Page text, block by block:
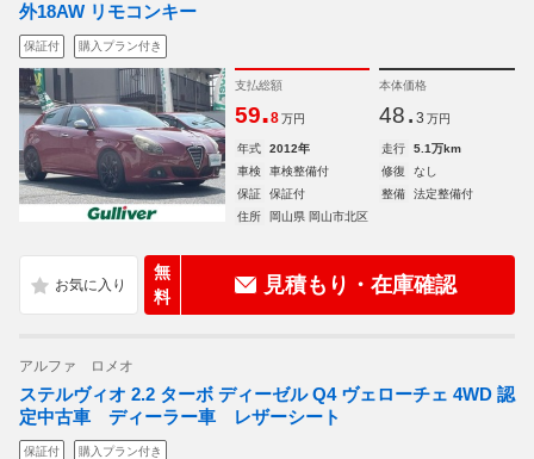
外18AW リモコンキー
保証付 購入プラン付き
支払総額
59.8 万円
本体価格
48. 3 万円
年式 2012年 走行
5.1万km
車検
車検整備付 修復
なし
保証
保証付 整備
法定整備付
住所
岡山県 岡山市北区
無
料
見積もり・在庫確認
アルファ ロメオ
ステルヴィオ 2.2 ターボ ディーゼル Q4 ヴェローチェ 4WD 認
定中古車 ディーラー車 レザーシート
保証付 購入プラン付き